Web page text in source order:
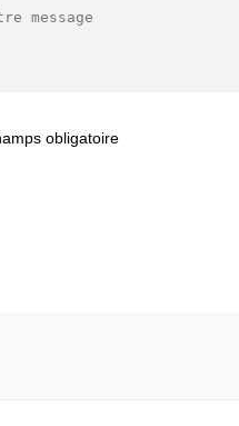
obligatoire